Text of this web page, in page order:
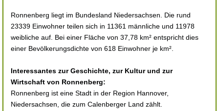
Ronnenberg liegt im Bundesland Niedersachsen. Die rund
23339 Einwohner teilen sich in 11361 männliche und 11978
weibliche auf. Bei einer Fläche von 37,78 km² entspricht dies
einer Bevölkerungsdichte von 618 Einwohner je km².
Interessantes zur Geschichte, zur Kultur und zur
Wirtschaft von Ronnenberg:
Ronnenberg ist eine Stadt in der Region Hannover,
Niedersachsen, die zum Calenberger Land zählt.